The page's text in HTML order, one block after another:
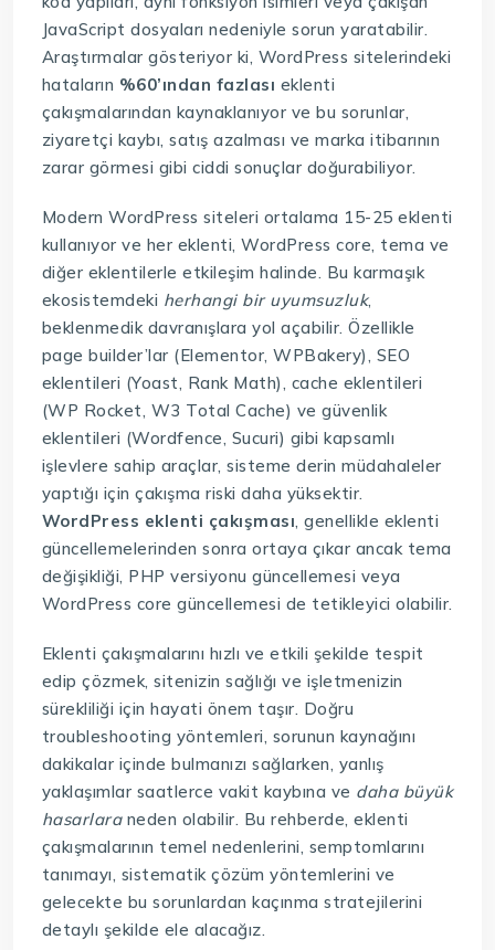
JavaScript dosyaları nedeniyle sorun yaratabilir.
Araştırmalar gösteriyor ki, WordPress sitelerindeki
hataların %60’ından fazlası eklenti
çakışmalarından kaynaklanıyor ve bu sorunlar,
ziyaretçi kaybı, satış azalması ve marka itibarının
zarar görmesi gibi ciddi sonuçlar doğurabiliyor.
Modern WordPress siteleri ortalama 15-25 eklenti
kullanıyor ve her eklenti, WordPress core, tema ve
diğer eklentilerle etkileşim halinde. Bu karmaşık
ekosistemdeki herhangi bir uyumsuzluk,
beklenmedik davranışlara yol açabilir. Özellikle
page builder’lar (Elementor, WPBakery), SEO
eklentileri (Yoast, Rank Math), cache eklentileri
(WP Rocket, W3 Total Cache) ve güvenlik
eklentileri (Wordfence, Sucuri) gibi kapsamlı
işlevlere sahip araçlar, sisteme derin müdahaleler
yaptığı için çakışma riski daha yüksektir.
WordPress eklenti çakışması, genellikle eklenti
güncellemelerinden sonra ortaya çıkar ancak tema
değişikliği, PHP versiyonu güncellemesi veya
WordPress core güncellemesi de tetikleyici olabilir.
Eklenti çakışmalarını hızlı ve etkili şekilde tespit
edip çözmek, sitenizin sağlığı ve işletmenizin
sürekliliği için hayati önem taşır. Doğru
troubleshooting yöntemleri, sorunun kaynağını
dakikalar içinde bulmanızı sağlarken, yanlış
yaklaşımlar saatlerce vakit kaybına ve daha büyük
hasarlaraneden olabilir. Bu rehberde, eklenti
çakışmalarının temel nedenlerini, semptomlarını
tanımayı, sistematik çözüm yöntemlerini ve
gelecekte bu sorunlardan kaçınma stratejilerini
detaylı şekilde ele alacağız.